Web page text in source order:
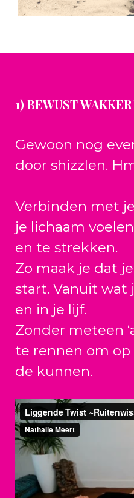
1) BEWUST
Gewoon nog
door shizzlen.
Verbinden met
je lichaam
en te strekken.
Zo maak je dat
start. Vanuit wat
en in je lijf.
Zonder meteen
te rennen om
de kunnen.